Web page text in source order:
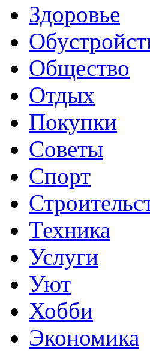
Здоровье
Общество
Отдых
Покупки
Советы
Спорт
Техника
Услуги
Уют
Хобби
Экономика